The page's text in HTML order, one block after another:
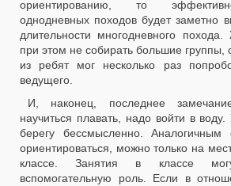
ориентированию, то
однодневных походов будет заметно
длительности многодневного
при этом не собирать большие группы,
из ребят мог несколько раз
ведущего.
И, наконец, последнее
научиться плавать, надо войти в воду.
берегу бессмысленно. Аналогичным
ориентироваться, можно только на
классе. Занятия в классе
вспомогательную роль. Если в